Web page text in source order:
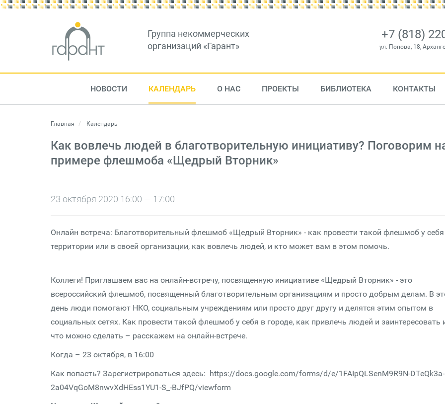
Группа некоммерческих
организаций «Гарант»
+7 (818)
ул. Попова, 18,
НОВОСТИ КАЛЕНДАРЬ О НАС ПРОЕКТЫ БИБЛИОТЕКА КОНТАКТЫ
Главная Календарь
Как вовлечь людей в благотворительную инициативу? Поговорим
примере флешмоба «Щедрый Вторник»
23 октября 2020 16:00 — 17:00
Онлайн встреча: Благотворительный флешмоб «Щедрый Вторник» - как провести такой флешмоб у себя
территории или в своей организации, как вовлечь людей, и кто может вам в этом помочь.
Коллеги! Приглашаем вас на онлайн-встречу, посвященную инициативе «Щедрый Вторник» - это
всероссийский флешмоб, посвященный благотворительным организациям и просто добрым делам. В
день люди помогают НКО, социальным учреждениям или просто друг другу и делятся этим опытом в
социальных сетях. Как провести такой флешмоб у себя в городе, как привлечь людей и заинтересовать
что можно сделать – расскажем на онлайн-встрече.
Когда – 23 октября, в 16:00
Как попасть? Зарегистрироваться здесь: https://docs.google.com/forms/d/e/1FAIpQLSenM9R9N-DTeQk3a-
2a04VqGoM8nwvXdHEss1YU1-S_-BJfPQ/viewform